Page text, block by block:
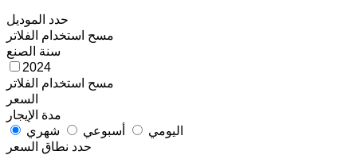
حدد الموديل
مسح استخدام الفلاتر
سنة الصنع
2024
مسح استخدام الفلاتر
السعر
مدة الإيجار
اليومي
أسبوعي
شهري
حدد نطاق السعر